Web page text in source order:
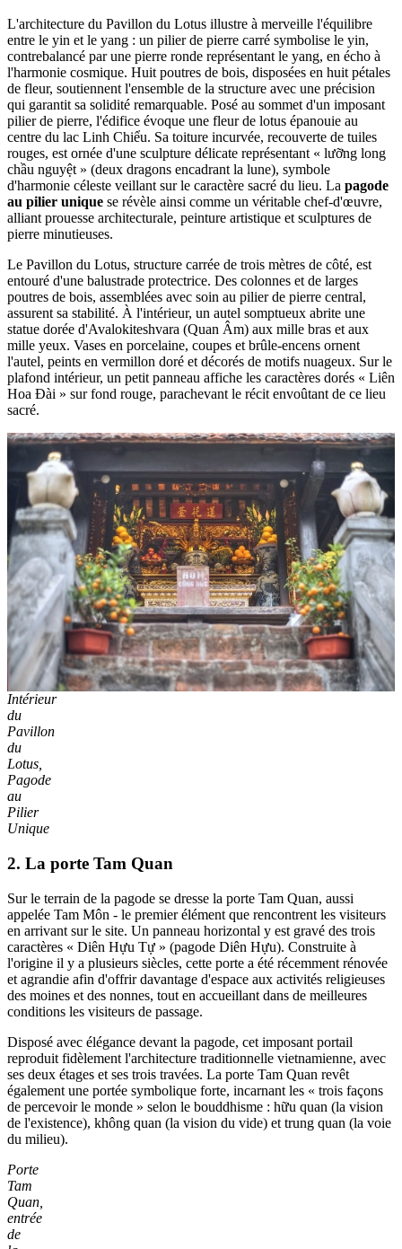
L'architecture du Pavillon du Lotus illustre à merveille l'équilibre
entre le yin et le yang : un pilier de pierre carré symbolise le yin,
contrebalancé par une pierre ronde représentant le yang, en écho à
l'harmonie cosmique. Huit poutres de bois, disposées en huit pétales
de fleur, soutiennent l'ensemble de la structure avec une précision
qui garantit sa solidité remarquable. Posé au sommet d'un imposant
pilier de pierre, l'édifice évoque une fleur de lotus épanouie au
centre du lac Linh Chiểu. Sa toiture incurvée, recouverte de tuiles
rouges, est ornée d'une sculpture délicate représentant « lưỡng long
chầu nguyệt » (deux dragons encadrant la lune), symbole
d'harmonie céleste veillant sur le caractère sacré du lieu. La pagode
au pilier unique se révèle ainsi comme un véritable chef-d'œuvre,
alliant prouesse architecturale, peinture artistique et sculptures de
pierre minutieuses.
Le Pavillon du Lotus, structure carrée de trois mètres de côté, est
entouré d'une balustrade protectrice. Des colonnes et de larges
poutres de bois, assemblées avec soin au pilier de pierre central,
assurent sa stabilité. À l'intérieur, un autel somptueux abrite une
statue dorée d'Avalokiteshvara (Quan Âm) aux mille bras et aux
mille yeux. Vases en porcelaine, coupes et brûle-encens ornent
l'autel, peints en vermillon doré et décorés de motifs nuageux. Sur le
plafond intérieur, un petit panneau affiche les caractères dorés « Liên
Hoa Đài » sur fond rouge, parachevant le récit envoûtant de ce lieu
sacré.
Intérieur
du
Pavillon
du
Lotus,
Pagode
au
Pilier
Unique
2. La porte Tam Quan
Sur le terrain de la pagode se dresse la porte Tam Quan, aussi
appelée Tam Môn - le premier élément que rencontrent les visiteurs
en arrivant sur le site. Un panneau horizontal y est gravé des trois
caractères « Diên Hựu Tự » (pagode Diên Hựu). Construite à
l'origine il y a plusieurs siècles, cette porte a été récemment rénovée
et agrandie afin d'offrir davantage d'espace aux activités religieuses
des moines et des nonnes, tout en accueillant dans de meilleures
conditions les visiteurs de passage.
Disposé avec élégance devant la pagode, cet imposant portail
reproduit fidèlement l'architecture traditionnelle vietnamienne, avec
ses deux étages et ses trois travées. La porte Tam Quan revêt
également une portée symbolique forte, incarnant les « trois façons
de percevoir le monde » selon le bouddhisme : hữu quan (la vision
de l'existence), không quan (la vision du vide) et trung quan (la voie
du milieu).
Porte
Tam
Quan,
entrée
de